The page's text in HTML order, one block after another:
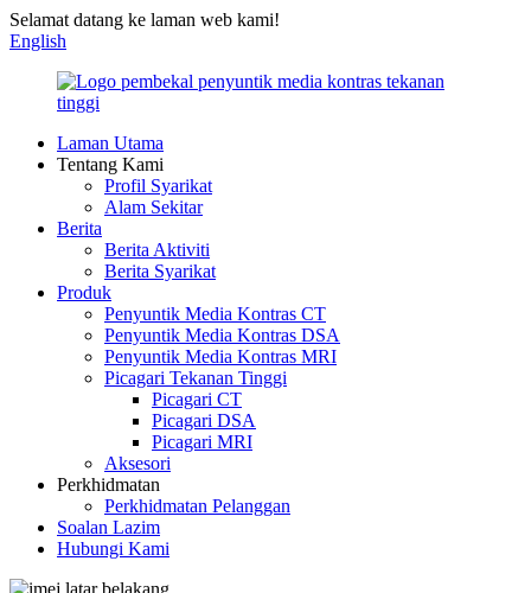
Selamat datang ke laman web kami!
English
Laman Utama
Tentang Kami
Profil Syarikat
Alam Sekitar
Berita
Berita Aktiviti
Berita Syarikat
Produk
Penyuntik Media Kontras CT
Penyuntik Media Kontras DSA
Penyuntik Media Kontras MRI
Picagari Tekanan Tinggi
Picagari CT
Picagari DSA
Picagari MRI
Aksesori
Perkhidmatan
Perkhidmatan Pelanggan
Soalan Lazim
Hubungi Kami